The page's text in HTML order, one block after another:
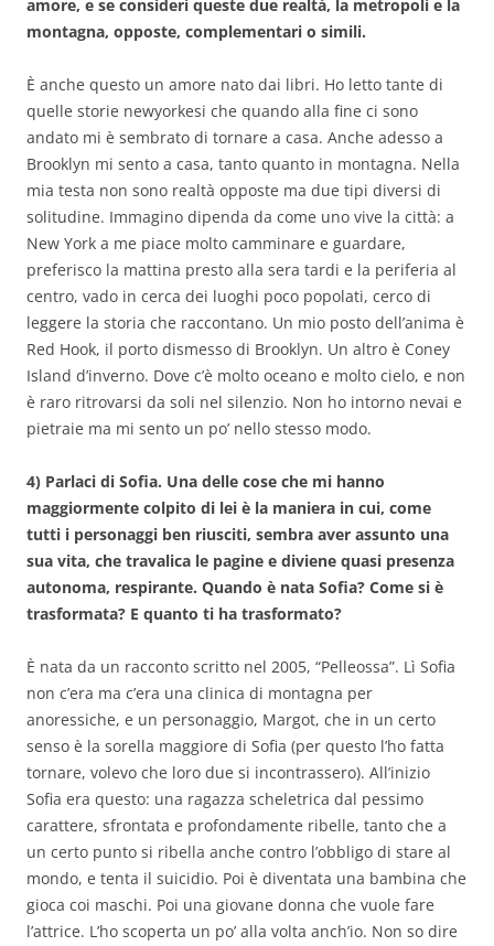
amore, e se consideri queste due realtà, la metropoli e la
montagna, opposte, complementari o simili.
È anche questo un amore nato dai libri. Ho letto tante di
quelle storie newyorkesi che quando alla fine ci sono
andato mi è sembrato di tornare a casa. Anche adesso a
Brooklyn mi sento a casa, tanto quanto in montagna. Nella
mia testa non sono realtà opposte ma due tipi diversi di
solitudine. Immagino dipenda da come uno vive la città: a
New York a me piace molto camminare e guardare,
preferisco la mattina presto alla sera tardi e la periferia al
centro, vado in cerca dei luoghi poco popolati, cerco di
leggere la storia che raccontano. Un mio posto dell’anima è
Red Hook, il porto dismesso di Brooklyn. Un altro è Coney
Island d’inverno. Dove c’è molto oceano e molto cielo, e non
è raro ritrovarsi da soli nel silenzio. Non ho intorno nevai e
pietraie ma mi sento un po’ nello stesso modo.
4) Parlaci di Sofia. Una delle cose che mi hanno
maggiormente colpito di lei è la maniera in cui, come
tutti i personaggi ben riusciti, sembra aver assunto una
sua vita, che travalica le pagine e diviene quasi presenza
autonoma, respirante. Quando è nata Sofia? Come si è
trasformata? E quanto ti ha trasformato?
È nata da un racconto scritto nel 2005, “Pelleossa”. Lì Sofia
non c’era ma c’era una clinica di montagna per
anoressiche, e un personaggio, Margot, che in un certo
senso è la sorella maggiore di Sofia (per questo l’ho fatta
tornare, volevo che loro due si incontrassero). All’inizio
Sofia era questo: una ragazza scheletrica dal pessimo
carattere, sfrontata e profondamente ribelle, tanto che a
un certo punto si ribella anche contro l’obbligo di stare al
mondo, e tenta il suicidio. Poi è diventata una bambina che
gioca coi maschi. Poi una giovane donna che vuole fare
l’attrice. L’ho scoperta un po’ alla volta anch’io. Non so dire